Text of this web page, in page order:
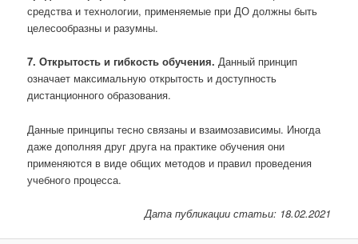
средства и технологии, применяемые при ДО должны быть
целесообразны и разумны.
7.Открытость и гибкость обучения.Данный принцип
означает максимальную открытость и доступность
дистанционного образования.
Данные принципы тесно связаны и взаимозависимы. Иногда
даже дополняя друг друга на практике обучения они
применяются в виде общих методов и правил проведения
учебного процесса.
Дата публикации статьи: 18.02.2021